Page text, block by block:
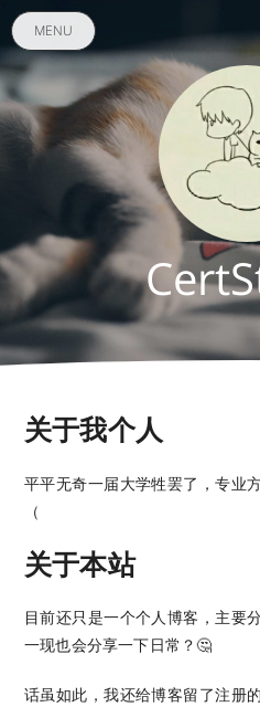
MENU
关于我个人
平平无奇一届大学牲罢了，专业
（
关于本站
目前还只是一个个人博客，主要
一现也会分享一下日常？🤔
话虽如此，我还给博客留了注册